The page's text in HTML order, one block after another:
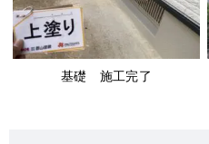
基礎 施工完了